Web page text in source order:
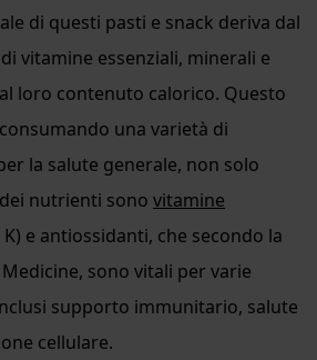
di questi pasti e snack deriva dal
vitamine essenziali, minerali e
loro contenuto calorico. Questo
una varietà di
la salute generale, non solo
nutrienti sono vitamine
K) e antiossidanti, che secondo la
sono vitali per varie
supporto immunitario, salute
cellulare.